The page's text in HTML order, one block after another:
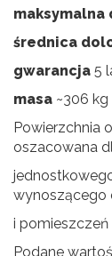
maksymalna
średnica
gwarancja 5
masa ~306 kg
Powierzchnia
oszacowana
wynoszącego
i pomieszczeń
Podane